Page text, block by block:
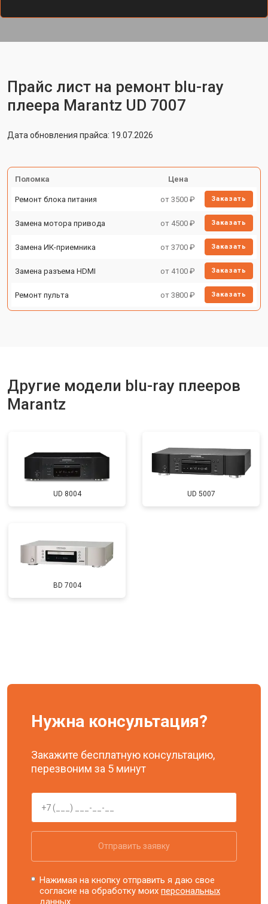
Прайс лист на ремонт blu-ray
плеера Marantz UD 7007
Дата обновления прайса: 19.07.2026
Поломка Цена
Ремонт блока питания от 3500 ₽ Заказать
Замена мотора привода от 4500 ₽ Заказать
Замена ИК-приемника от 3700 ₽ Заказать
Замена разъема HDMI от 4100 ₽ Заказать
Ремонт пульта от 3800 ₽ Заказать
Другие модели blu-ray плееров
Marantz
UD 8004 UD 5007
BD 7004
Нужна консультация?
Закажите бесплатную консультацию,
перезвоним за 5 минут
Отправить заявку
Нажимая на кнопку отправить я даю свое
согласие на обработку моихперсональных
данных.